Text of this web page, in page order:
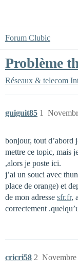
Forum Clubic
Problème
Réseaux & telecom
guiguit85 1
bonjour, tout d’abord
mettre ce topic, mais
,alors je poste ici.
j’ai un souci avec
place de orange) et
de mon adresse sfr.fr,
correctement
cricri58 2